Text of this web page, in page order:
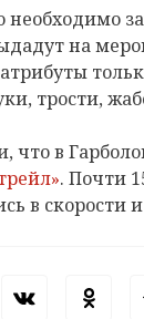
необходимо
на
трости,
что в
. Почти
в скорости